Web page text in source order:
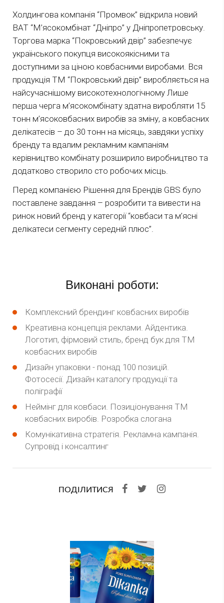
Холдингова компанія “Промвок” відкрила новий
ВАТ “М’ясокомбінат “Дніпро” у Дніпропетровську.
Торгова марка “Покровський двір” забезпечує
українського покупця високоякісними та
доступними за ціною ковбасними виробами. Вся
продукція ТМ “Покровський двір” виробляється на
найсучаснішому високотехнологічному Лише
перша черга м’ясокомбінату здатна виробляти 15
тонн м’ясоковбасних виробів за зміну, а ковбасних
делікатесів – до 30 тонн на місяць, завдяки успіху
бренду та вдалим рекламним кампаніям
керівництво комбінату розширило виробництво та
додатково створило сто робочих місць.
Перед компанією Рішення для Брендів GBS було
поставлене завдання – розробити та вивести на
ринок новий бренд у категорії “ковбаси та м’ясні
делікатеси сегменту середній плюс”.
Виконані роботи:
Комплексний брендинг ковбасних виробів
Креативна концепція реклами. Айдентика.
Логотип, фірмовий стиль, бренд бук для ТМ
ковбасних виробів
Дизайн упаковки - понад 100 позицій.
Фотосесії. Дизайн каталогу продукції та
поліграфії
Неймінг для ковбаси. Позиціонування ТМ
ковбасних виробів. Розробка слогана
Комунікативна стратегія. Рекламна кампанія.
Супровід і консалтинг
ПОДІЛИТИСЯ